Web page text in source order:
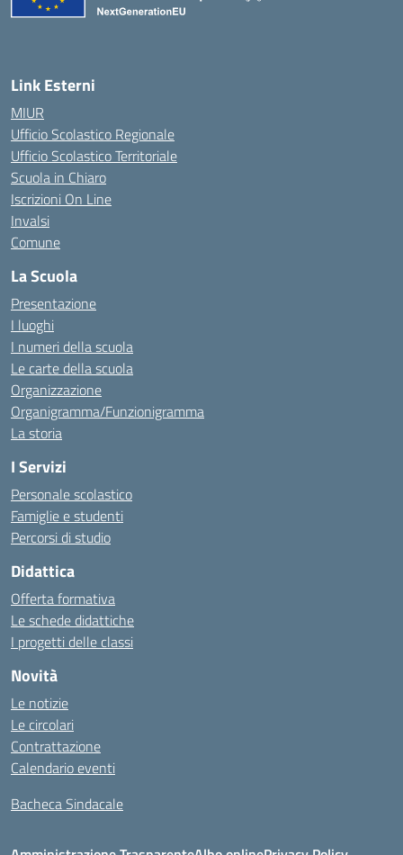
Link Esterni
MIUR
Ufficio Scolastico Regionale
Ufficio Scolastico Territoriale
Scuola in Chiaro
Iscrizioni On Line
Invalsi
Comune
La Scuola
Presentazione
I luoghi
I numeri della scuola
Le carte della scuola
Organizzazione
Organigramma/Funzionigramma
La storia
I Servizi
Personale scolastico
Famiglie e studenti
Percorsi di studio
Didattica
Offerta formativa
Le schede didattiche
I progetti delle classi
Novità
Le notizie
Le circolari
Contrattazione
Calendario eventi
Bacheca Sindacale